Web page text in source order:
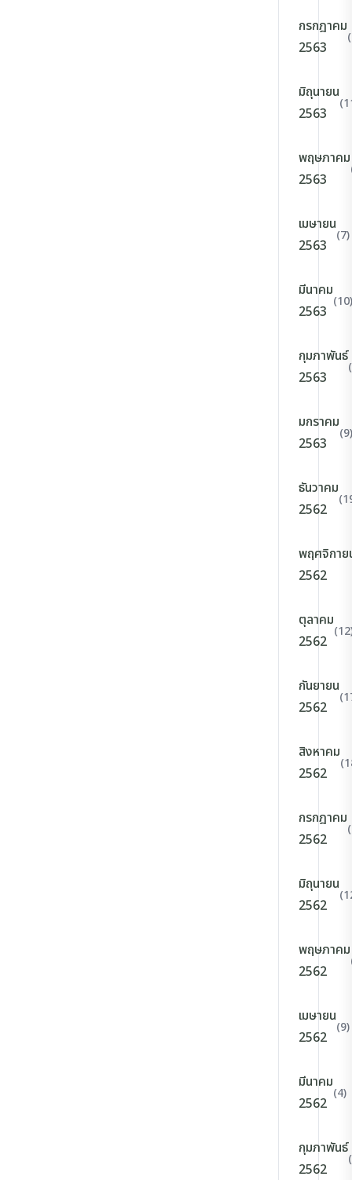
กรกฎาคม
2563
มิถุนายน
2563
พฤษภาคม
2563
เมษายน
2563
(7)
มีนาคม
2563
(10)
กุมภาพันธ์
2563
มกราคม
2563
(9)
ธันวาคม
2562
พฤศจิกาย
2562
ตุลาคม
2562
กันยายน
2562
สิงหาคม
2562
กรกฎาคม
2562
มิถุนายน
2562
พฤษภาคม
2562
เมษายน
2562
(9)
มีนาคม
2562
(4)
กุมภาพันธ์
2562